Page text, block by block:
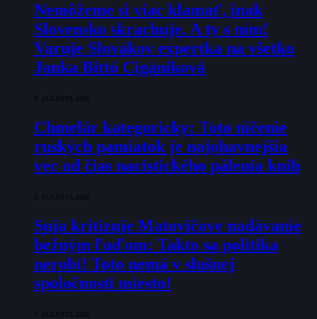
Nemôžeme si viac klamať, inak
Slovensko skrachuje. A ty s ním!
Varuje Slovákov expertka na všetko
Janka Bittó Cigániková
5. AUGUSTA 2026
Chmelár kategoricky: Toto ničenie
ruských pamiatok je najohavnejšia
vec od čias nacistického pálenia kníh
5. AUGUSTA 2026
Suja kritizuje Matovičove nadávanie
bežným ľuďom: Takto sa politika
nerobí! Toto nemá v slušnej
spoločnosti miesto!
5. AUGUSTA 2026